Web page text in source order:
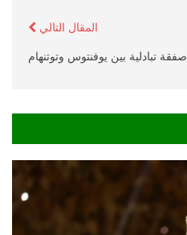
المقال التالي
صفقة تبادلية بين يوفنتوس وتوتنهام